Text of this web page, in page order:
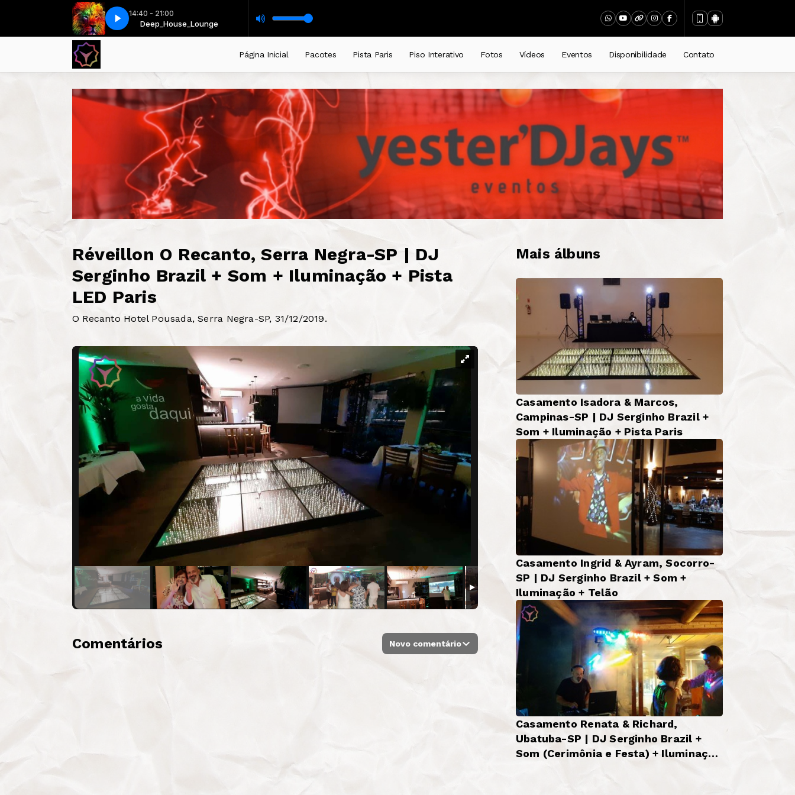
14:40 - 21:00
Deep_House_Lounge
Ezra - Budapest (Slow Remix) George Ezra - Budapest (Slow Remix)
Página Inicial Pacotes Pista Paris Piso Interativo Fotos Vídeos Eventos Disponibilidade Contato
Réveillon O Recanto, Serra Negra-SP | DJ
Serginho Brazil + Som + Iluminação + Pista
LED Paris
O Recanto Hotel Pousada, Serra Negra-SP, 31/12/2019.
Mais álbuns
Casamento Isadora & Marcos,
Campinas-SP | DJ Serginho Brazil +
Som + Iluminação + Pista Paris
Casamento Ingrid & Ayram, Socorro-
SP | DJ Serginho Brazil + Som +
Iluminação + Telão
Casamento Renata & Richard,
Ubatuba-SP | DJ Serginho Brazil +
Som (Cerimônia e Festa) + Iluminação
Comentários Novo comentário